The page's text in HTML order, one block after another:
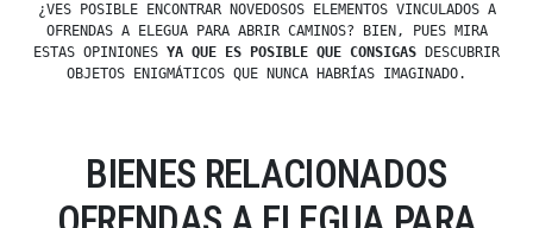
¿VES POSIBLE ENCONTRAR NOVEDOSOS ELEMENTOS VINCULADOS A
OFRENDAS A ELEGUA PARA ABRIR CAMINOS? BIEN, PUES MIRA
ESTAS OPINIONES YA QUE ES POSIBLE QUE CONSIGAS DESCUBRIR
OBJETOS ENIGMÁTICOS QUE NUNCA HABRÍAS IMAGINADO.
BIENES RELACIONADOS